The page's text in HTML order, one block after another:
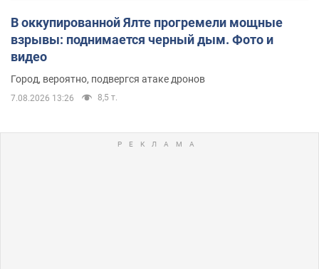
В оккупированной Ялте прогремели мощные
взрывы: поднимается черный дым. Фото и
видео
Город, вероятно, подвергся атаке дронов
7.08.2026 13:26 8,5 т.